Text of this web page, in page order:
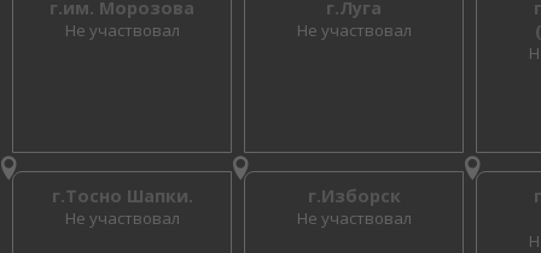
г.им. Морозова
Не участвовал
г.Луга
Не участвовал
г.Тосно Шапки.
Не участвовал
г.Изборск
Не участвовал